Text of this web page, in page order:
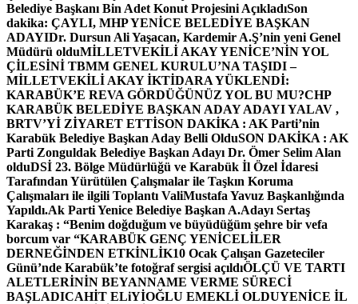
Belediye Başkanı Bin Adet Konut Projesini AçıkladıSon
dakika: ÇAYLI, MHP YENİCE BELEDİYE BAŞKAN
ADAYIDr. Dursun Ali Yaşacan, Kardemir A.Ş’nin yeni Genel
Müdürü olduMİLLETVEKİLİ AKAY YENİCE’NİN YOL
ÇİLESİNİ TBMM GENEL KURULU’NA TAŞIDI –
MİLLETVEKİLİ AKAY İKTİDARA YÜKLENDİ:
KARABÜK’E REVA GÖRDÜĞÜNÜZ YOL BU MU?CHP
KARABÜK BELEDİYE BAŞKAN ADAY ADAYI YALAV ,
BRTV’Yİ ZİYARET ETTİSON DAKİKA : AK Parti’nin
Karabük Belediye Başkan Aday Belli OlduSON DAKİKA : AK
Parti Zonguldak Belediye Başkan Adayı Dr. Ömer Selim Alan
olduDSİ 23. Bölge Müdürlüğü ve Karabük İl Özel İdaresi
Tarafından Yürütülen Çalışmalar ile Taşkın Koruma
Çalışmaları ile ilgili Toplantı ValiMustafa Yavuz Başkanlığında
Yapıldı.Ak Parti Yenice Belediye Başkan A.Adayı Sertaş
Karakaş : “Benim doğduğum ve büyüdüğüm şehre bir vefa
borcum var “KARABÜK GENÇ YENİCELİLER
DERNEĞİNDEN ETKİNLİK10 Ocak Çalışan Gazeteciler
Günü’nde Karabük’te fotoğraf sergisi açıldıÖLÇÜ VE TARTI
ALETLERİNİN BEYANNAME VERME SÜRECİ
BAŞLADICAHİT ELiYİOĞLU EMEKLİ OLDUYENİCE İL